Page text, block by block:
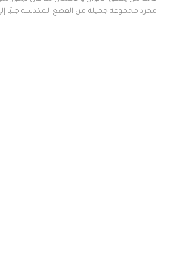
مجرد مجموعة جميلة من القطع المكدسة جنبًا